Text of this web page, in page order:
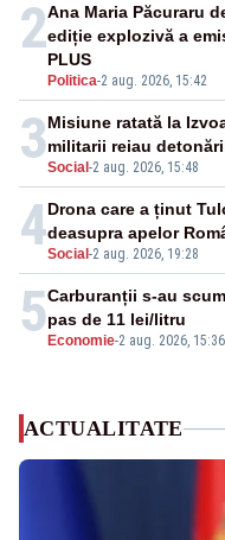
2
Politica-2 aug. 2026, 15:42
Ana Maria Păcuraru
ediție explozivă a
PLUS
3Social -2 aug. 2026, 15:48
Misiune ratată la
militarii reiau
4Social -2 aug. 2026, 19:28
Drona care a ținut
deasupra apelor
5 Economie-2 aug. 2026, 15:36
Carburanții s-au
pas de 11 lei/litru
ACTUALITATE